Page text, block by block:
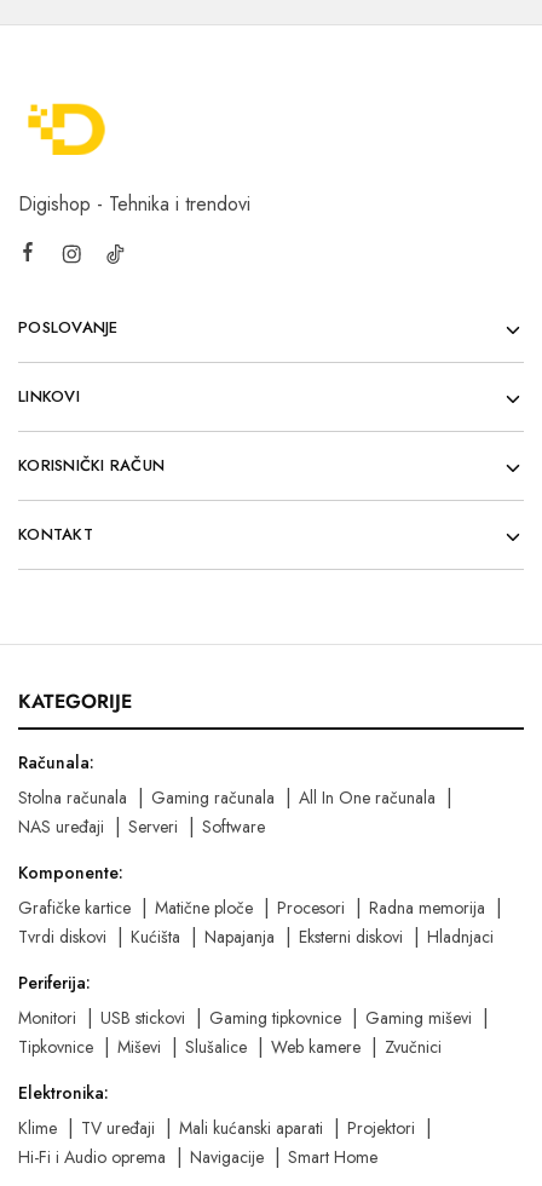
Digishop - Tehnika i trendovi
POSLOVANJE
LINKOVI
KORISNIČKI RAČUN
KONTAKT
KATEGORIJE
Računala:
Stolna računala
Gaming računala
All In One računala
NAS uređaji
Serveri
Software
Komponente:
Grafičke kartice
Matične ploče Procesori
Radna memorija
Tvrdi diskovi
Kućišta Napajanja Eksterni diskovi
Hladnjaci
Periferija:
Monitori
USB stickovi Gaming tipkovnice
Gaming miševi
Tipkovnice
Miševi Slušalice Web kamere
Zvučnici
Elektronika:
Klime
TV uređaji Mali kućanski aparati
Projektori
Hi-Fi i Audio oprema
Navigacije Smart Home